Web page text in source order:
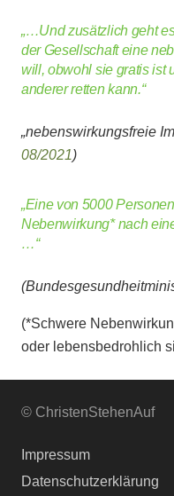
„…Und zusätzlich geht
der Gesellschaft eine
will, obwohl sie gratis ist
anderer retten kann.“
„nebenswirkungsfreie
08/2021)
„Eine von 5000
Nebenwirkung* nach
…“
(*Schwere
oder lebensbedrohlich
© ChristenStehenAuf
Impressum
Datenschutzerklärung